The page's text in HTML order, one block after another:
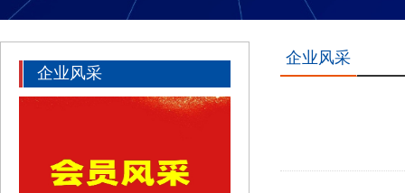
企业风采
企业风采